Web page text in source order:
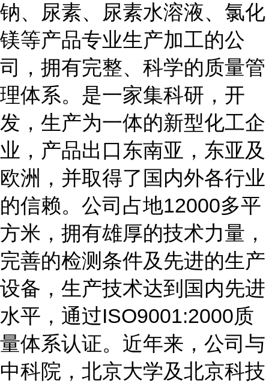
钠、尿素、尿素水溶液、氯化
镁等产品专业生产加工的公
司，拥有完整、科学的质量管
理体系。是一家集科研，开
发，生产为一体的新型化工企
业，产品出口东南亚，东亚及
欧洲，并取得了国内外各行业
的信赖。公司占地12000多平
方米，拥有雄厚的技术力量，
完善的检测条件及先进的生产
设备，生产技术达到国内先进
水平，通过ISO9001:2000质
量体系认证。近年来，公司与
中科院，北京大学及北京科技